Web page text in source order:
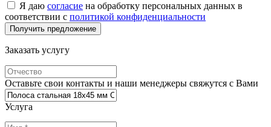
Я даю согласие на обработку персональных данных в
соответствии с политикой конфиденциальности
Заказать услугу
Оставьте свои контакты и наши менеджеры свяжутся с Вами
Услуга